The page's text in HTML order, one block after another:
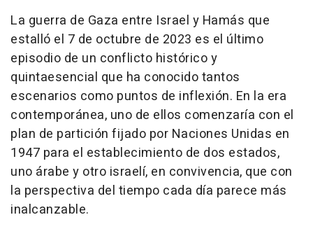
La guerra de Gaza entre Israel y Hamás que
estalló el 7 de octubre de 2023 es el último
episodio de un conflicto histórico y
quintaesencial que ha conocido tantos
escenarios como puntos de inflexión. En la era
contemporánea, uno de ellos comenzaría con el
plan de partición fijado por Naciones Unidas en
1947 para el establecimiento de dos estados,
uno árabe y otro israelí, en convivencia, que con
la perspectiva del tiempo cada día parece más
inalcanzable.